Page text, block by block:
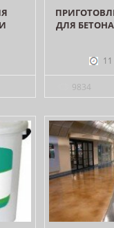
ДЛЯ
9834